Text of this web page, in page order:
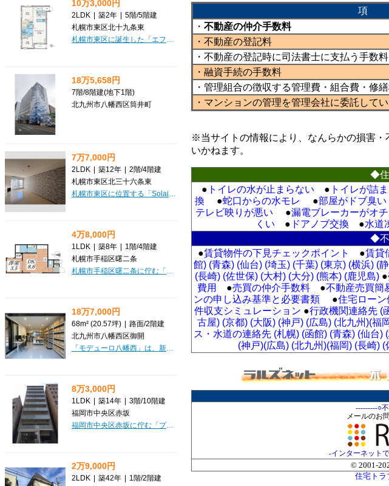
・ 不動産の仲介手数料
・不動産の登記料
・不動産の登記時に司法書士に支払う手数料
・融資手続の手数料
・管理組合の徴収する管理費・組合費・修
・マンションの管理を管理会社に委託して
※当サイトの情報により、なんらかの損害
いかねます。
◆住
● トイレの水が止まらない ● トイレが詰
換 ●蛇口からの水モレ ●部屋がドブ臭い
テレビ映りが悪い ●漏電ブレーカーがオ
くい ● ドアノブ交換 ●水道
◆不
●賃貸物件の下見チェックポイント ●賃貸
館) (青森) (仙台) (埼玉) (千葉) (東京) (横浜) (
(長崎) (佐世保) (大村) (大分) (熊本) (鹿児島) ●
費用
●売買の仲介手数料 ●不動産売買簡
ンの申し込み基準と必要書類 ●住宅ローン
件収支シミュレーション ●行政機関連絡先 (
古屋) (京都) (大阪) (神戸) (広島) (北九州)(福
ス・水道の連絡先 (札幌) (函館) (青森) (仙台)
(神戸)(広島) (北九州)(福岡) (長崎) (
---------○
メールのお
-インターネット
© 2001-
住宅トラ
10万3,000円
2LDK 築2年 5階/5階建
札幌市東区北十九条東
札幌市東区に誕生した「エフュート北19条」は、2024年2月築の築浅マンションで、新生活を始めるのにぴったりな一室です。広々とした15.3帖のLDKが魅力の2LDK（58.18㎡）は、ご家族との団らんや趣味の時間をゆったりとお過ごしいただけます。お料理が楽しくなるシステムキッチンには3口コンロを完備。インターネットが無料で使い放題なのは嬉しいポイントですね。バス・トイレ別、独立洗面台、追い焚き機能付きで水回りも充実。ウォークインクローゼットや納戸など収納も豊富で、お部屋をすっきり保てます。オートロックや防犯カメラ、宅配BOXも完備しており、安心の毎日をサポート。徒歩圏内にはスーパーやドラッグストア、小学校・中学校も揃い、生活利便性も抜群です。二人入居や保証人不要のご相談も可能です。新しい暮らしを「エフュート北19条」で始めてみませんか？
18万5,658円
7階/8階建(地下1階)
北九州市八幡西区筒井町
7万7,000円
2LDK 築12年 2階/4階建
札幌市東区北三十六条東
札幌市東区に位置する「Solaie N36」で、ゆとりの新生活を始めてみませんか？広々53.54m²の2LDKは、お一人暮らしはもちろん、お二人での暮らしにもぴったり。南向きで日当たりも良好なので、毎日を明るく快適にお過ごしいただけます。大切なペットと一緒に暮らせるのも嬉しいポイント。お散歩コースも近くに見つかるかもしれませんね。室内にはエアコンや灯油暖房、追い焚き機能付きのお風呂、独立洗面台など、暮らしを豊かにする設備が充実しています。全居室収納で、お部屋もすっきり片付きますよ。周辺にはスーパーやコンビニ、ドラッグストアが徒歩圏内にあり、毎日のお買い物にも困りません。小中学校も近く、子育て世代にも安心の環境です。さらに、敷金・礼金ゼロで初期費用を抑えられる上、家賃交渉も可能！今なら6月末まで賃貸仲介手数料無料キャンペーンも実施中ですので、この機会にぜひご検討ください。新しい暮らしを「Solaie N36」でスタートさせてみませんか？
4万8,000円
1LDK 築8年 1階/4階建
札幌市手稲区曙二条
札幌市手稲区曙二条に佇む「Lumiere」で、新しい暮らしを始めてみませんか？広々とした8.6帖のLDKと洋室3.5帖の1LDKは、お一人暮らしはもちろん、お二人での新生活にもぴったりの28.51㎡。賃料48,000円、管理費3,000円と、月々の費用も抑えられます。嬉しいポイントは、敷金・礼金が不要なこと！初期費用を賢く抑えたい方に最適です。さらに、インターネット利用料が無料なので、月々の通信費を気にせず快適なネットライフを楽しめます。室内はフローリング仕様で、お掃除もラクラク。エアコンや灯油暖房で一年中快適に過ごせますし、バス・トイレ別、独立洗面台、温水洗浄トイレと水回りも充実。納戸やシューズボックス、宅配BOXも備わり、収納や日々の暮らしの便利さも魅力です。オートロックやモニタ付インターホンで安心のセキュリティ。周辺にはスーパーやドラッグストア、飲食店、図書館、病院、保育園などが徒歩圏内に揃い、毎日の生活がぐっと豊かになりますよ。日当り良好のデザイナーズマンションで、心穏やかな毎日を過ごしませんか？
18万7,000円
68m² (20.57坪) 路面/2階建
北九州市八幡西区御開
「モデューロ八幡西」は、新しいビジネスのスタートにぴったりの貸店舗・事務所です。広々とした68.0㎡の室内は、小売・物販、教育・スクール、事務所など、幅広い業種にご利用いただけます。エアコンや給排水設備も完備されており、快適なビジネス環境をサポートしてくれるでしょう。初期費用を抑えたい方には嬉しい1ヶ月のフリーレント付き！敷金・礼金・保証金も0円なので、開業資金を有効活用していただけます。お車でのアクセスも安心な無料駐車場が4台分確保されており、お客様にも従業員様にも便利です。北九州市八幡西区御開の角地に位置し、視認性も良好。周辺には複数のスーパーが徒歩圏内にあり、日常のお買い物にも大変便利な立地です。新しいビジネスの拠点として、この機会にぜひご検討ください。皆様からのお問い合わせを心よりお待ちしております。
8万3,000円
1LDK 築14年 3階/10階建
福岡市中央区赤坂
福岡市中央区赤坂に佇む「プリンシピオ赤坂 301号室」で、新しい暮らしを始めてみませんか？福岡市営地下鉄空港線「赤坂」駅まで徒歩5分と、通勤・通学にも便利な立地です。月々83,000円、管理費5,000円。なんと敷金・礼金は0円！さらに嬉しい家具家電付きで、初期費用を抑えてスムーズにお引越しいただけます。インターネット利用料も無料なので、入居後すぐに快適なネット環境が整いますよ。34.95m²の1LDKは、ゆったりとした時間を過ごしたい方にぴったりの空間。オートロックや防犯カメラ、モニタ付インターホン、宅配BOXとセキュリティ設備も充実しており、安心してお過ごしいただけます。バス・トイレ別、独立洗面台、室内洗濯機置場など、水回りも快適。納戸・トランクルームも備わり、収納も豊富です。徒歩1分にコンビニ、2分圏内にはスーパーやドラッグストアがあり、日々の暮らしをサポートしてくれる施設が充実しています。デザイン性の高いこのお部屋で、理想の都市生活を実現しませんか？
2万9,000円
2LDK 築42年 1階/2階建